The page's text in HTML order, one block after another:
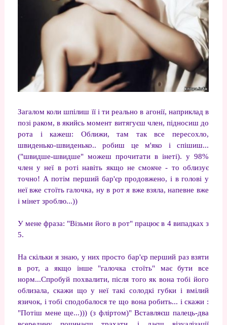
Загалом коли шпілиш її і ти реально в агонії, наприклад в
позі раком, в якийсь момент витягуєш член, підносиш до
рота і кажеш: Оближи, там так все пересохло,
швиденько-швиденько.. робиш це м'яко і спішиш...
("швидше-швидше" можеш прочитати в інеті). у 98%
член у неї в роті навіть якщо не смокче - то облизує
точно! А потім перший бар'єр продовжено, і в голові у
неї вже стоїть галочка, ну в рот я вже взяла, напевне вже
і мінет зроблю...))
У мене фраза: "Візьми його в рот" працює в 4 випадках з
5.
На скільки я знаю, у них просто бар'єр перший раз взяти
в рот, а якщо інше "галочка стоїть" має бути все
норм...Спробуй похвалити, після того як вона тобі його
облизала, скажи що у неї такі солодкі губки і вмілий
язичок, і тобі сподобалося те що вона робить... і скажи :
"Потіш мене ще...))) (з фліртом)" Вставляєш палець-два